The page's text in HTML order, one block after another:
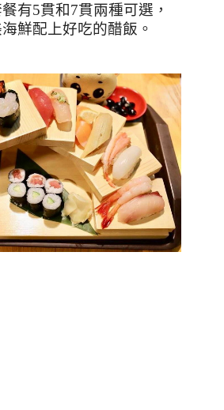
有5貫和7貫兩種可選，
鮮配上好吃的醋飯。